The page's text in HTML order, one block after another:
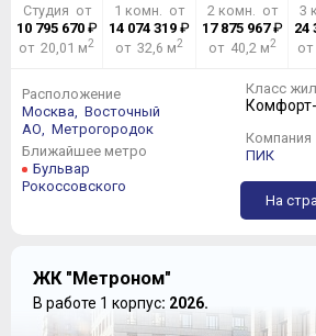
Студия от
10 795 670₽
от 20,01 м2
1 комн. от
14 074 319 ₽
от 32,6 м2
2 комн. от
17 875 967₽
от 40,2 м2
3
24
Расположение
Москва,
Восточный
АО,
Метрогородок
Ближайшее метро
Бульвар
Рокоссовского
Класс
Компания
ПИК
На
ЖК "Метроном"
В работе 1 корпус: 2026.